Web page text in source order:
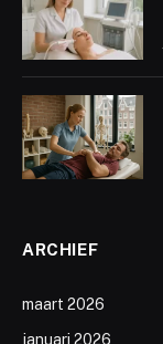
ARCHIEF
maart 2026
januari 2026